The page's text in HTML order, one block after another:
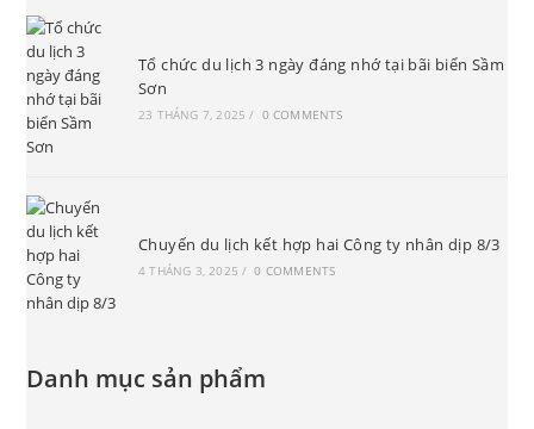
Tổ chức du lịch 3 ngày đáng nhớ tại bãi biển Sầm
Sơn
23 THÁNG 7, 2025 / 0 COMMENTS
Chuyến du lịch kết hợp hai Công ty nhân dịp 8/3
4 THÁNG 3, 2025 / 0 COMMENTS
Danh mục sản phẩm